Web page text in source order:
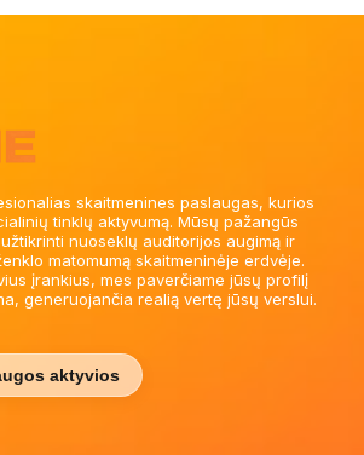
skaitmenines paslaugas, kurios
tinklų aktyvumą. Mūsų pažangūs
nuoseklų auditorijos augimą ir
matomumą skaitmeninėje erdvėje.
įrankius, mes paverčiame jūsų profilį
generuojančia realią vertę jūsų verslui.
aktyvios